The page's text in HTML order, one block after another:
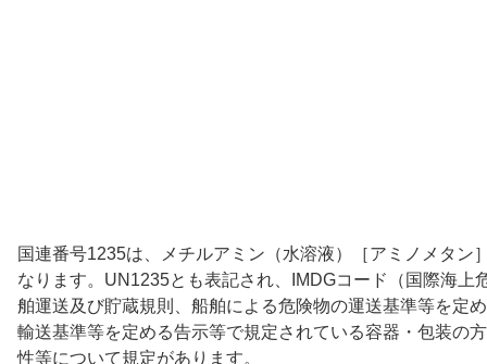
国連番号1235は、メチルアミン（水溶液）［アミノメタン
なります。UN1235とも表記され、IMDGコード（国際海上
舶運送及び貯蔵規則、船舶による危険物の運送基準等を定
輸送基準等を定める告示等で規定されている容器・包装の
性等について規定があります。